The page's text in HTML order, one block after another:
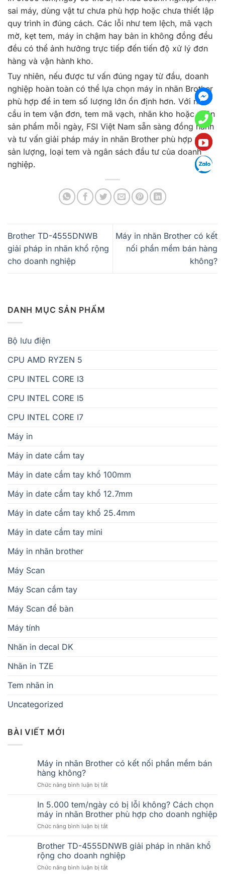
sai máy, dùng vật tư chưa phù hợp hoặc chưa thiết lập
quy trình in đúng cách. Các lỗi như tem lệch, mã vạch
mờ, kẹt tem, máy in chậm hay bản in không đồng đều
đều có thể ảnh hưởng trực tiếp đến tiến độ xử lý đơn
hàng và vận hành kho.
Tuy nhiên, nếu được tư vấn đúng ngay từ đầu, doanh
nghiệp hoàn toàn có thể lựa chọn máy in nhãn Brother
phù hợp để in tem số lượng lớn ổn định hơn. Với nhu
cầu in tem vận đơn, tem mã vạch, nhãn kho hoặc nhãn
sản phẩm mỗi ngày, FSI Việt Nam sẵn sàng đồng hành
và tư vấn giải pháp máy in nhãn Brother phù hợp với
sản lượng, loại tem và ngân sách đầu tư của doanh
nghiệp.
Brother TD-4555DNWB
giải pháp in nhãn khổ rộng
cho doanh nghiệp
Máy in nhãn Brother có kết
nối phần mềm bán hàng
không?
DANH MỤC SẢN PHẨM
Bộ lưu điện
CPU AMD RYZEN 5
CPU INTEL CORE I3
CPU INTEL CORE I5
CPU INTEL CORE I7
Máy in
Máy in date cầm tay
Máy in date cầm tay khổ 100mm
Máy in date cầm tay khổ 12.7mm
Máy in date cầm tay khổ 25.4mm
Máy in date cầm tay mini
Máy in nhãn brother
Máy Scan
Máy Scan cầm tay
Máy Scan để bàn
Máy tính
Nhãn in decal DK
Nhãn in TZE
Tem nhãn in
Uncategorized
BÀI VIẾT MỚI
Máy in nhãn Brother có kết nối phần mềm bán
hàng không?
Chức năng bình luận bị tắtở
nhãn
Brother
có
nối
phần
mềm
bán
In 5.000 tem/ngày có bị lỗi không? Cách chọn
máy in nhãn Brother phù hợp cho doanh nghiệp
Chức năng bình luận bị tắtở
5.000
tem/ngày
có
bị
Brother TD-4555DNWB giải pháp in nhãn khổ
rộng cho doanh nghiệp
Chức năng bình luận bị tắtở